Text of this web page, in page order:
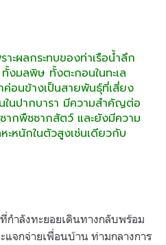
าะผลกระทบของท่าเรือน้ำลึก
งมลพิษ ทั้งตะกอนในทะเล
ค่อนข้างเป็นสายพันธุ์ที่เสี่ยง
นในปากบารา มีความสำคัญต่อ
ซากพืชซากสัตว์ และยังมีความ
ะหนักในตัวสูงเช่นเดียวกับ
ำลังทะยอยเดินทางกลับพร้อม
จกจ่ายเพื่อนบ้าน ท่ามกลางการ